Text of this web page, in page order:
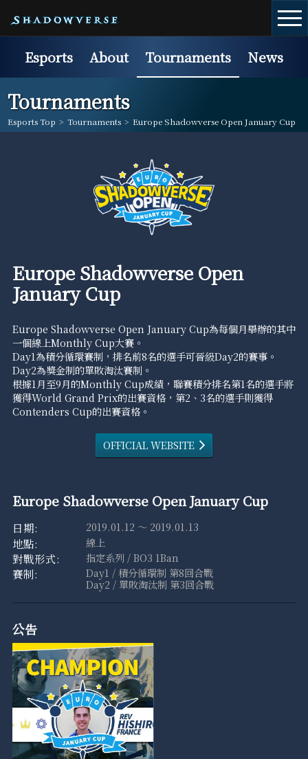
Esports About Tournaments News
Tournaments
Esports Top > Tournaments > Europe Shadowverse Open January Cup
Europe Shadowverse Open
January Cup
Europe Shadowverse Open January Cup為每個月舉辦的其中
一個線上Monthly Cup大賽。
Day1為積分循環賽制，排名前8名的選手可晉級Day2的賽事。
Day2為獎金制的單敗淘汰賽制。
根據1月至9月的Monthly Cup成績，聯賽積分排名第1名的選手將
獲得World Grand Prix的出賽資格，第2、3名的選手則獲得
Contenders Cup的出賽資格。
OFFICIAL WEBSITE
Europe Shadowverse Open January Cup
2019.01.12 ～ 2019.01.13
線上
指定系列 / BO3 1Ban
Day1 / 積分循環制 第8回合戰
Day2 / 單敗淘汰制 第3回合戰
公告